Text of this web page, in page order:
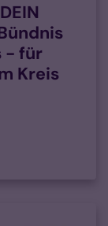
- für
Kreis